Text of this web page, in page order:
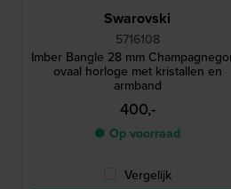
Swarovski
5716108
Imber Bangle 28 mm
ovaal horloge met kristallen en
armband
400,-
● Op voorraad
Vergelijk